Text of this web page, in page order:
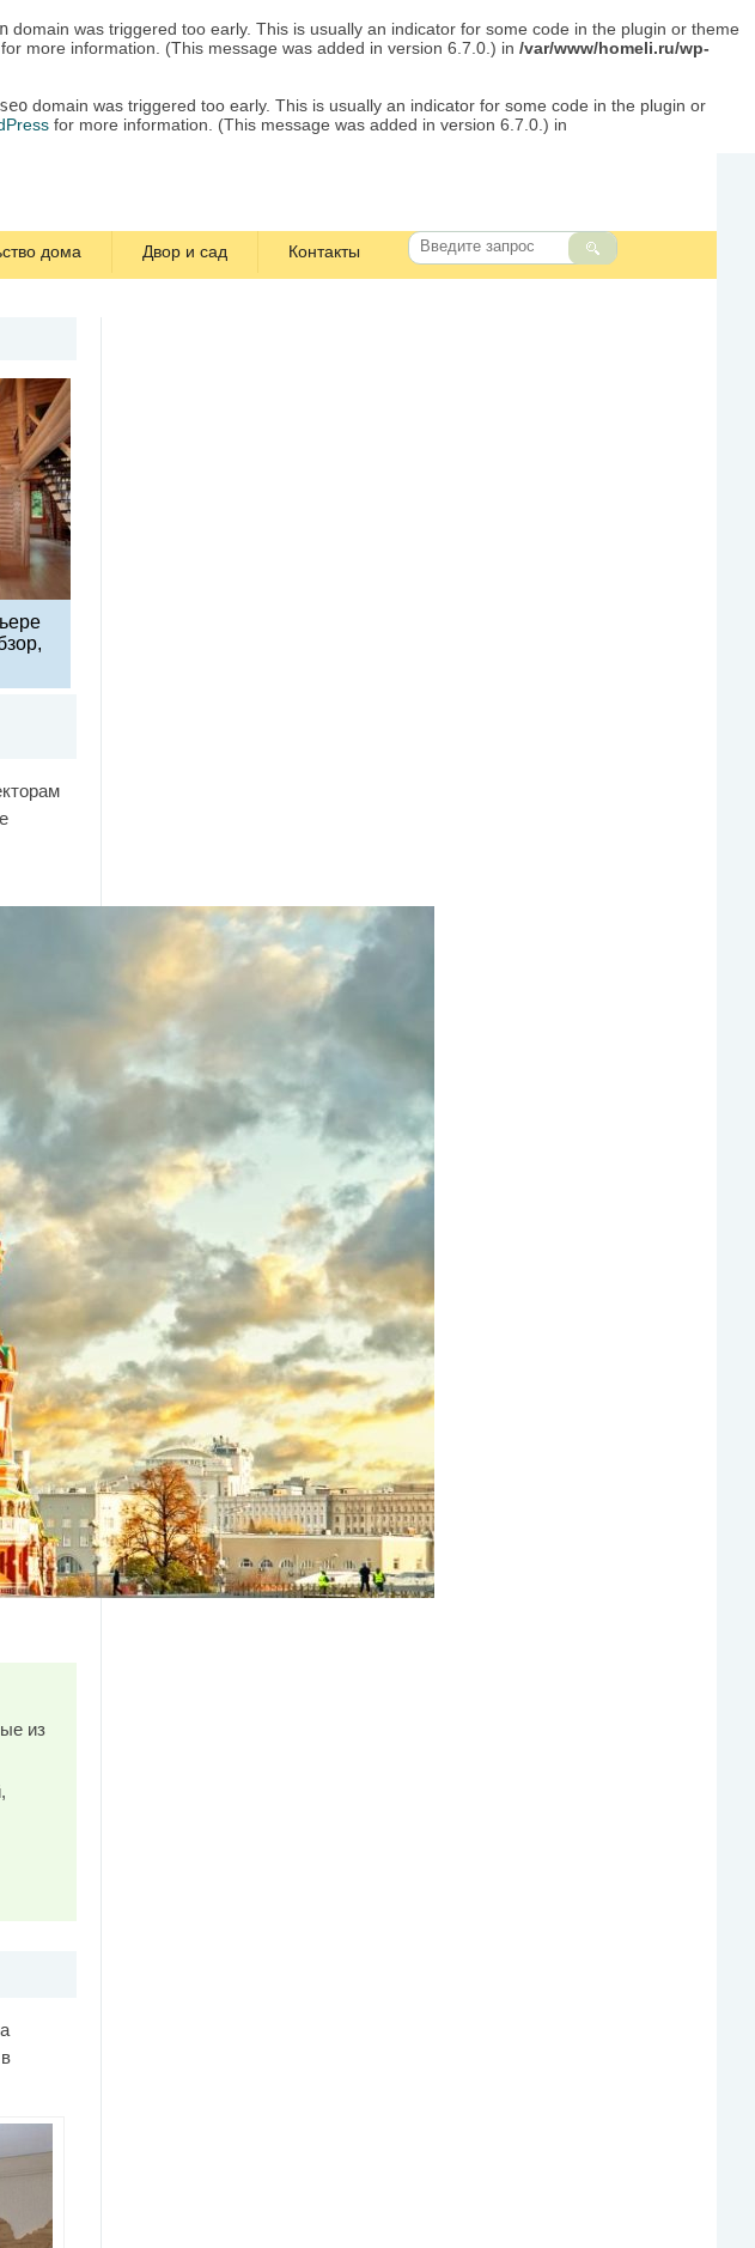
domain was triggered too early. This is usually an indicator for some code in the plugin or theme
for more information. (This message was added in version 6.7.0.) in /var/www/homeli.ru/wp-
domain was triggered too early. This is usually an indicator for some code in the plugin or
for more information. (This message was added in version 6.7.0.) in
дома Двор и сад Контакты
из